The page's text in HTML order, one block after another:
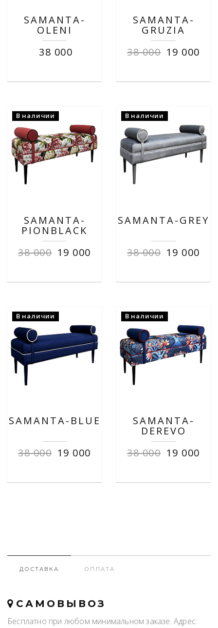
SAMANTA-
OLENI
38 000
SAMANTA-
GRUZIA
38 000 19 000
В наличии
SAMANTA-
PIONBLACK
38 000 19 000
В наличии
SAMANTA-GREY
38 000 19 000
В наличии
SAMANTA-BLUE
38 000 19 000
В наличии
SAMANTA-
DEREVO
38 000 19 000
ДОСТАВКА ОПЛАТА
САМОВЫВОЗ
Бесплатно при любом минимальном заказе. Адрес: